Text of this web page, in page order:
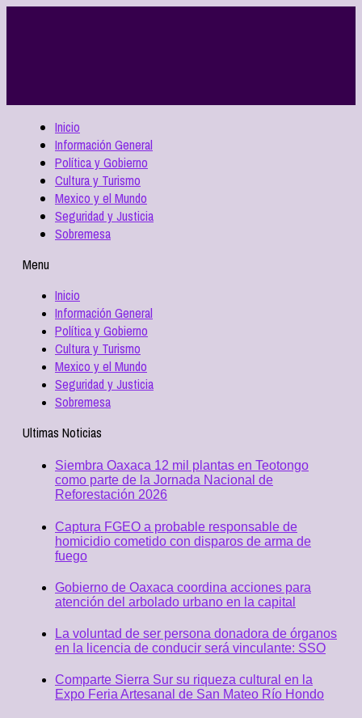
Inicio
Información General
Política y Gobierno
Cultura y Turismo
Mexico y el Mundo
Seguridad y Justicia
Sobremesa
Menu
Inicio
Información General
Política y Gobierno
Cultura y Turismo
Mexico y el Mundo
Seguridad y Justicia
Sobremesa
Ultimas Noticias
Siembra Oaxaca 12 mil plantas en Teotongo
como parte de la Jornada Nacional de
Reforestación 2026
Captura FGEO a probable responsable de
homicidio cometido con disparos de arma de
fuego
Gobierno de Oaxaca coordina acciones para
atención del arbolado urbano en la capital
La voluntad de ser persona donadora de órganos
en la licencia de conducir será vinculante: SSO
Comparte Sierra Sur su riqueza cultural en la
Expo Feria Artesanal de San Mateo Río Hondo